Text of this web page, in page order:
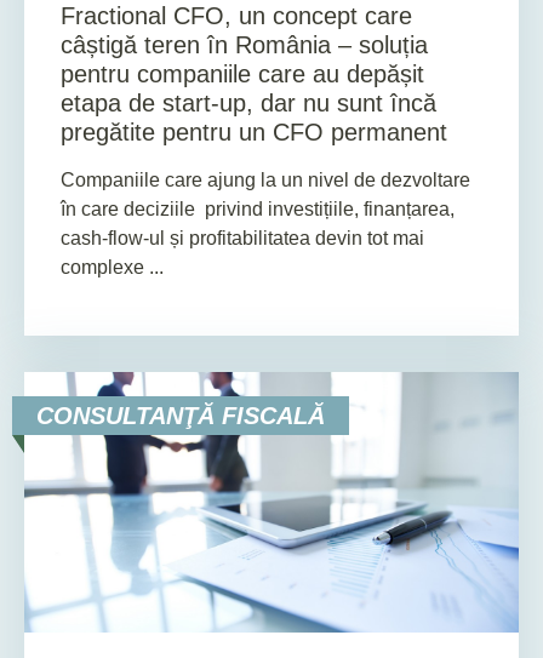
Fractional CFO, un concept care
câștigă teren în România – soluția
pentru companiile care au depășit
etapa de start-up, dar nu sunt încă
pregătite pentru un CFO permanent
Companiile care ajung la un nivel de dezvoltare
în care deciziile privind investițiile, finanțarea,
cash-flow-ul și profitabilitatea devin tot mai
complexe ...
CONSULTANŢĂ FISCALĂ